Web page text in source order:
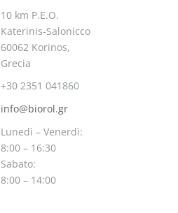
10 km P.E.O.
Katerinis-Salonicco
60062 Korinos,
Grecia
+30 2351 041860
info@biorol.gr
Lunedì – Venerdì:
8:00 – 16:30
Sabato:
8:00 – 14:00